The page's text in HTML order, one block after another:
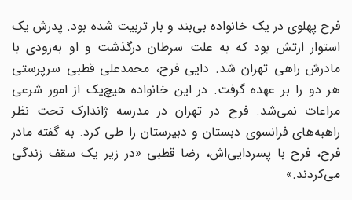
فرح پهلوی در یک خانواده بی‌بند و بار تربیت شده بود. پدرش یک
استوار ارتش بود که به علت سرطان درگذشت و او به‌زودی با
مادرش راهی تهران شد. دایی فرح، محمدعلی قطبی سرپرستی
هر دو را بر عهده گرفت. در این خانواده هیچ‌یک از امور شرعی
مراعات نمی‌شد. فرح در تهران در مدرسه ژاندارک تحت نظر
راهبه‌های فرانسوی دبستان و دبیرستان را طی کرد. به گفته مادر
فرح، فرح با پسردایی‌اش، رضا قطبی «در زیر یک سقف زندگی
می‌کردند.»